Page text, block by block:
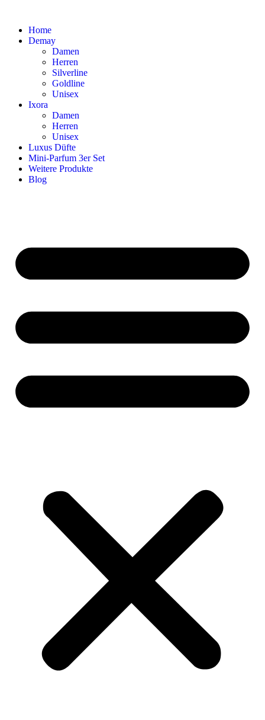
Home
Demay
Damen
Herren
Silverline
Goldline
Unisex
Ixora
Damen
Herren
Unisex
Luxus Düfte
Mini-Parfum 3er Set
Weitere Produkte
Blog